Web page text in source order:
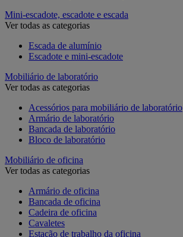
Mini-escadote, escadote e escada
Ver todas as categorias
Escada de alumínio
Escadote e mini-escadote
Mobiliário de laboratório
Ver todas as categorias
Acessórios para mobiliário de laboratório
Armário de laboratório
Bancada de laboratório
Bloco de laboratório
Mobiliário de oficina
Ver todas as categorias
Armário de oficina
Bancada de oficina
Cadeira de oficina
Cavaletes
Estação de trabalho da oficina